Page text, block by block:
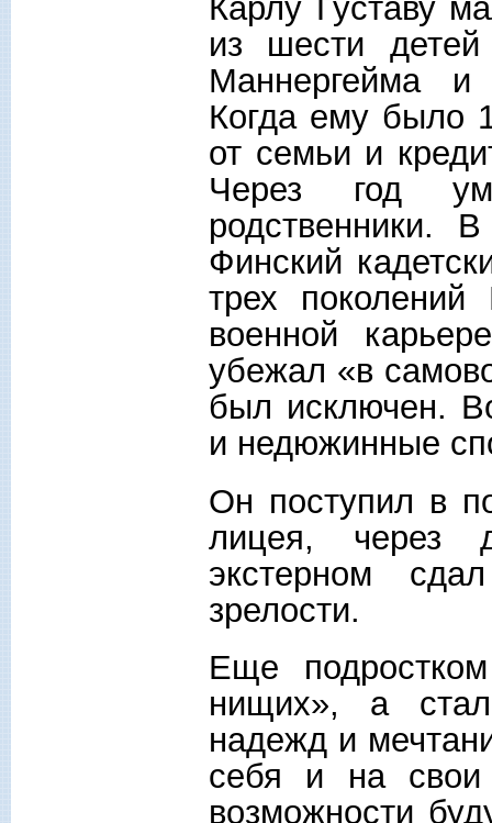
Карлу Густаву
из шести детей
Маннергейма
Когда ему было
от семьи и
Через год
родственники.
Финский
трех поколений
военной
убежал «в
был исключен.
и недюжинные
Он поступил в
лицея, через
экстерном
зрелости.
Еще
нищих», а
надежд и
себя и на свои
возможности